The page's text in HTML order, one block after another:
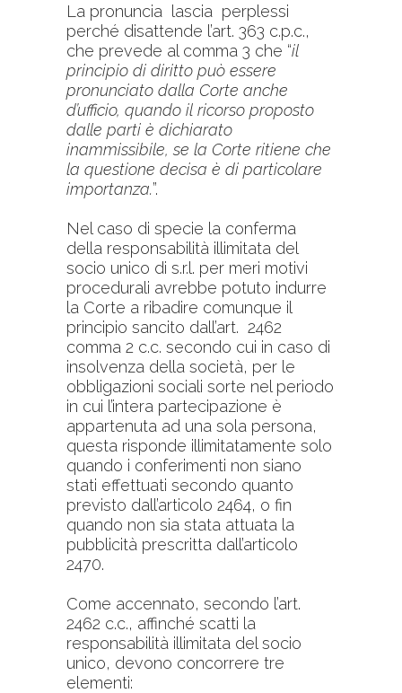
La pronuncia lascia perplessi
perché disattende l’art. 363 c.p.c.,
che prevede al comma 3 che “il
principio di diritto può essere
pronunciato dalla Corte anche
d’ufficio, quando il ricorso proposto
dalle parti è dichiarato
inammissibile, se la Corte ritiene che
la questione decisa è di particolare
importanza.”.
Nel caso di specie la conferma
della responsabilità illimitata del
socio unico di s.r.l. per meri motivi
procedurali avrebbe potuto indurre
la Corte a ribadire comunque il
principio sancito dall’art. 2462
comma 2 c.c. secondo cui in caso di
insolvenza della società, per le
obbligazioni sociali sorte nel periodo
in cui l’intera partecipazione è
appartenuta ad una sola persona,
questa risponde illimitatamente solo
quando i conferimenti non siano
stati effettuati secondo quanto
previsto dall’articolo 2464, o fin
quando non sia stata attuata la
pubblicità prescritta dall’articolo
2470.
Come accennato, secondo l’art.
2462 c.c., affinché scatti la
responsabilità illimitata del socio
unico, devono concorrere tre
elementi: